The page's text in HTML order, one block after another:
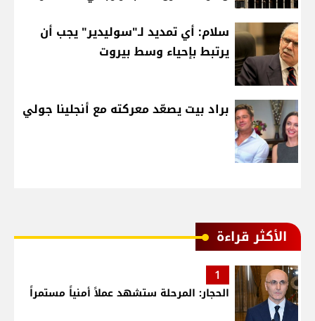
سلام: أي تمديد لـ"سوليدير" يجب أن
يرتبط بإحياء وسط بيروت
براد بيت يصعّد معركته مع أنجلينا جولي
الأكثر قراءة
1
الحجار: المرحلة ستشهد عملاً أمنياً مستمراً